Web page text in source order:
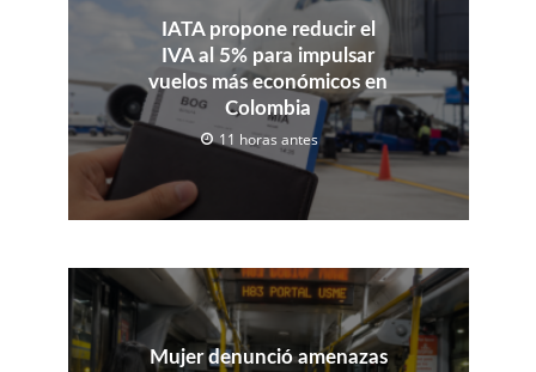
IATA propone reducir el
IVA al 5% para impulsar
vuelos más económicos en
Colombia
11 horas antes
Mujer denunció amenazas